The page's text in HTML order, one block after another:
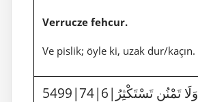
Verrucze fehcur.
Ve pislik; öyle ki, uzak dur/kaçın.
5499|74|6|وَلَا تَمْنُن تَسْتَكْثِرُ